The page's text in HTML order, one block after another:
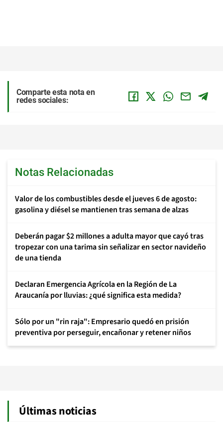
Comparte esta nota en
redes sociales:
Notas Relacionadas
Valor de los combustibles desde el jueves 6 de agosto:
gasolina y diésel se mantienen tras semana de alzas
Deberán pagar $2 millones a adulta mayor que cayó tras
tropezar con una tarima sin señalizar en sector navideño
de una tienda
Declaran Emergencia Agrícola en la Región de La
Araucanía por lluvias: ¿qué significa esta medida?
Sólo por un "rin raja": Empresario quedó en prisión
preventiva por perseguir, encañonar y retener niños
Últimas noticias